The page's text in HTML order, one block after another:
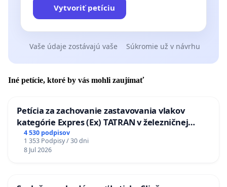
Vytvoriť petíciu
Vaše údaje zostávajú vaše Súkromie už v návrhu
Iné petície, ktoré by vás mohli zaujímať
Petícia za zachovanie zastavovania vlakov
kategórie Expres (Ex) TATRAN v železničnej
stanici Púchov
4 530 podpisov
1 353 Podpisy / 30 dni
8 Jul 2026